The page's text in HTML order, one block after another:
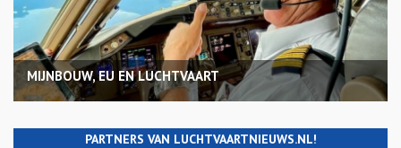
MIJNBOUW, EU EN LUCHTVAART
PARTNERS VAN LUCHTVAARTNIEUWS.NL!